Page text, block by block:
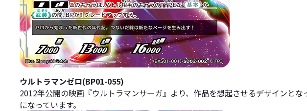
ウルトラマンゼロ(BP01-055)
2012年公開の映画『ウルトラマンサーガ』より、作品を想起させるデザインと
になっています。